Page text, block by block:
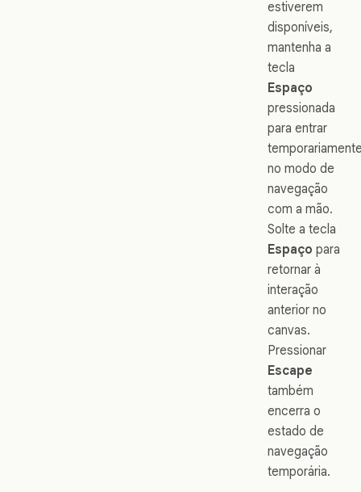
estiverem
disponíveis,
mantenha a
tecla
Espaço
pressionada
para entrar
no modo de
navegação
com a mão.
Solte a tecla
Espaço para
retornar à
interação
anterior no
canvas.
Pressionar
Escape
também
encerra o
estado de
navegação
temporária.